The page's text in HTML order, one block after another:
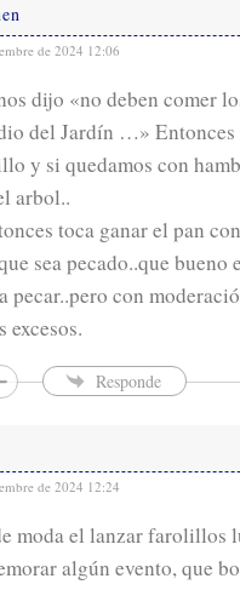
de 2024 12:06
dijo «no deben comer
del Jardín …»
y si quedamos con
arbol..
toca ganar el pan
sea pecado..que bueno
pecar..pero con
excesos.
Responde
de 2024 12:24
moda el lanzar farolillos
algún evento, que